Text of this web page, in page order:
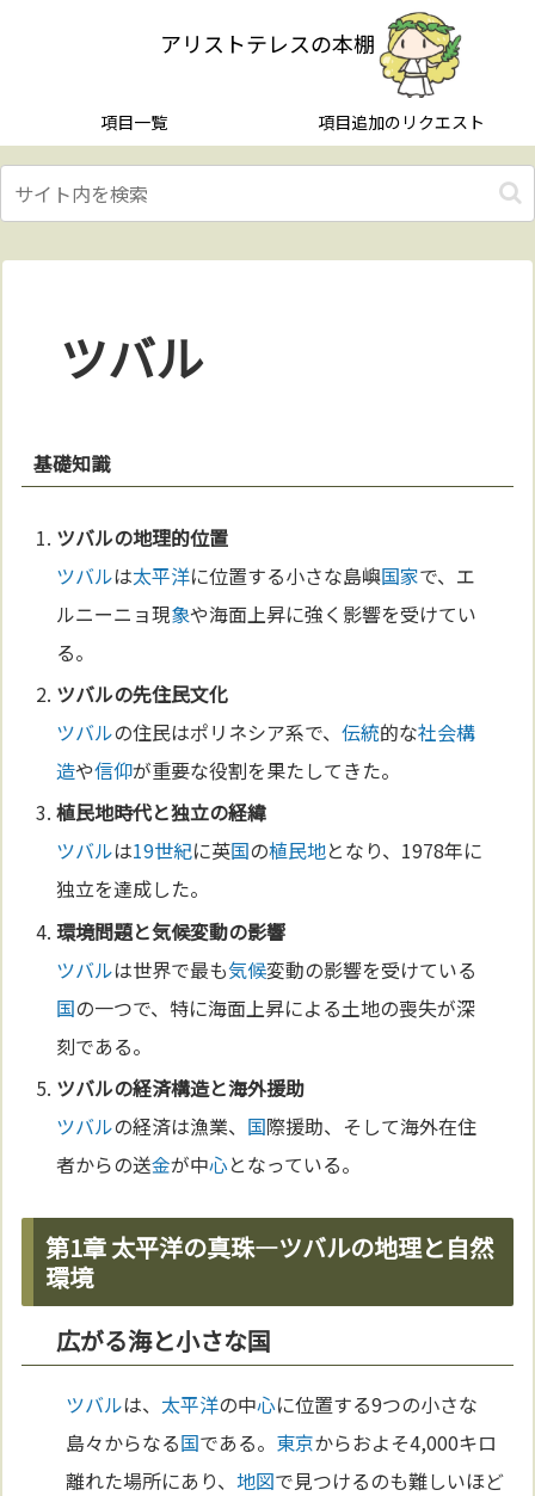
アリストテレスの本棚
項目一覧 項目追加のリクエスト
ツバル
基礎知識
ツバルの地理的位置
ツバルは太平洋に位置する小さな島嶼国家で、エ
ルニーニョ現象や海面上昇に強く影響を受けてい
る。
ツバルの先住民文化
ツバルの住民はポリネシア系で、伝統的な社会構
造や信仰が重要な役割を果たしてきた。
植民地時代と独立の経緯
ツバルは19世紀に英国の植民地となり、1978年に
独立を達成した。
環境問題と気候変動の影響
ツバルは世界で最も気候変動の影響を受けている
国の一つで、特に海面上昇による土地の喪失が深
刻である。
ツバルの経済構造と海外援助
ツバルの経済は漁業、 国際援助、そして海外在住
者からの送金が中心となっている。
第1章 太平洋の真珠―ツバルの地理と自然
環境
広がる海と小さな国
ツバルは、 太平洋の中心に位置する9つの小さな
島々からなる国である。 東京からおよそ4,000キロ
離れた場所にあり、地図で見つけるのも難しいほど